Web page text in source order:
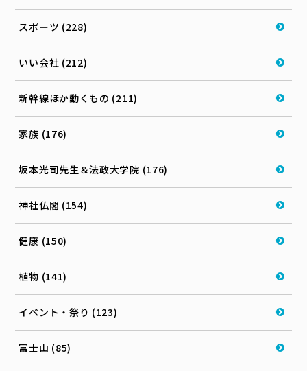
スポーツ (228)
いい会社 (212)
新幹線ほか動くもの (211)
家族 (176)
坂本光司先生＆法政大学院 (176)
神社仏閣 (154)
健康 (150)
植物 (141)
イベント・祭り (123)
富士山 (85)